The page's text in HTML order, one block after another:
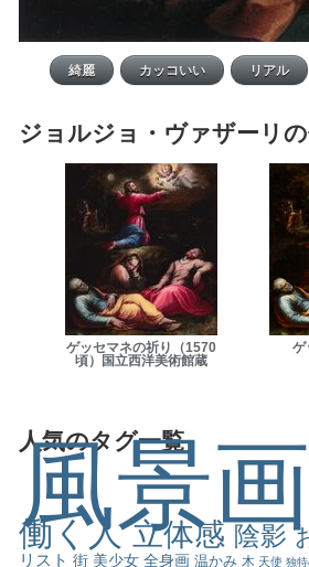
ジョルジョ・ヴァザーリ
ゲッセマネの祈り（1570
頃）国立西洋美術館蔵
ゲ
人気のタグ一覧
風景画
働く人立体感陰影
リスト 街 美少女 全身画 温かみ 木 天使 独